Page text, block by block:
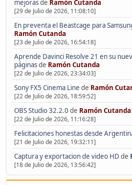
mejorasde Ramón Cutanda
[29 de Julio de 2026, 11:08:10]
En preventa el Beastcage para
Ramón Cutanda
[23 de Julio de 2026, 16:54:18]
Aprende Davinci Resolve 21 en su
páginasde Ramón Cutanda
[22 de Julio de 2026, 23:34:03]
Sony FX5 Cinema Line de Ramón
[22 de Julio de 2026, 18:59:52]
OBS Studio 32.2.0 de Ramón Cutanda
[22 de Julio de 2026, 11:16:28]
Felicitaciones honestas desde
[21 de Julio de 2026, 19:32:11]
Captura y exportacion de video HD de
[18 de Julio de 2026, 13:56:42]